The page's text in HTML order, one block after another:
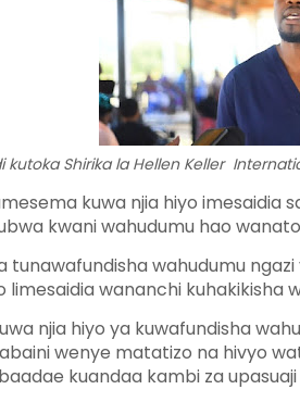
Shirika la Hellen Keller
kuwa njia hiyo imesaidia
kwani wahudumu hao
tunawafundisha wahudumu
wananchi kuhakikisha
njia hiyo ya kuwafundisha
wenye matatizo na hivyo
kuandaa kambi za